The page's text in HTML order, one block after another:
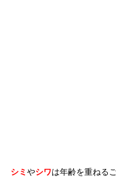
シミやシワは年齢を重ねる